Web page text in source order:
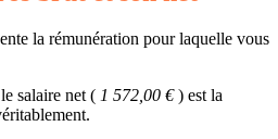
la rémunération pour laquelle vous
salaire net ( 1 572,00 €) est la